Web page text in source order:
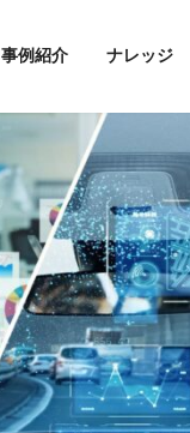
事例紹介 ナレッジ